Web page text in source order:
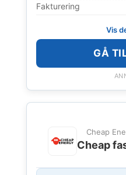
Fakturering
Vis
GÅ
Cheap
Cheap